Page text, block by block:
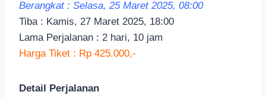
Berangkat : Selasa, 25 Maret 2025, 08:00
Tiba : Kamis, 27 Maret 2025, 18:00
Lama Perjalanan : 2 hari, 10 jam
Harga Tiket : Rp 425.000,-
Detail Perjalanan